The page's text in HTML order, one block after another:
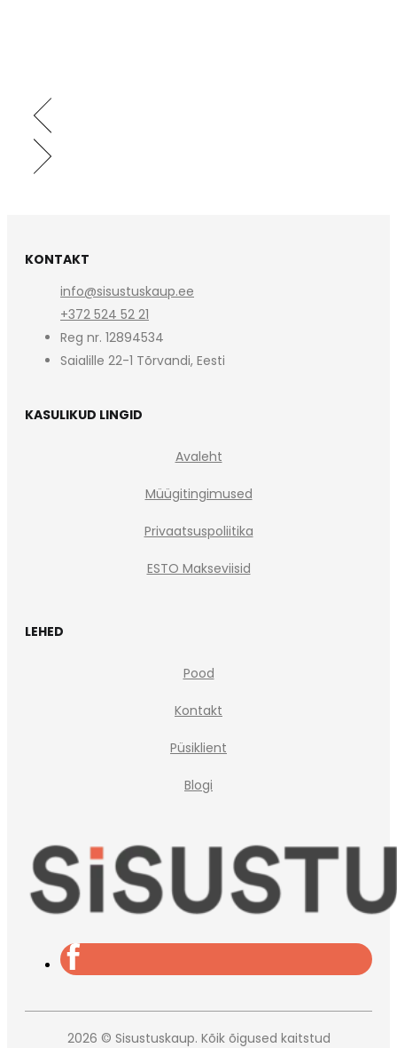
KONTAKT
info@sisustuskaup.ee
+372 524 52 21
Reg nr. 12894534
Saialille 22-1 Tõrvandi, Eesti
KASULIKUD LINGID
Avaleht
Müügitingimused
Privaatsuspoliitika
ESTO Makseviisid
LEHED
Pood
Kontakt
Püsiklient
Blogi
2026 © Sisustuskaup. Kõik õigused kaitstud